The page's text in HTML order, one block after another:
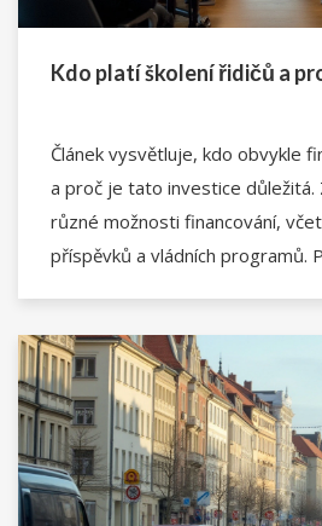
Kdo platí školení řidičů a
Článek vysvětluje, kdo obvykle
a proč je tato investice důležitá.
různé možnosti financování,
příspěvků a vládních programů.